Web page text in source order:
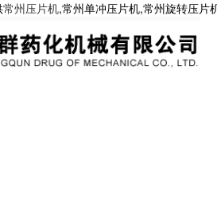
常州压片机,常州单冲压片机,常州旋转压片